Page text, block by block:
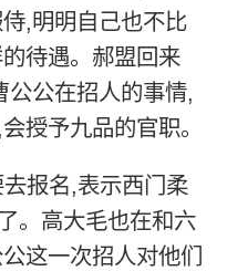
,明明自己也不比
待遇。郝盟回来
公公在招人的事情,
授予九品的官职。
报名,表示西门柔
。高大毛也在和六
这一次招人对他们